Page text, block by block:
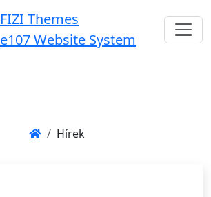
FIZI Themes
e107 Website System
Hírek